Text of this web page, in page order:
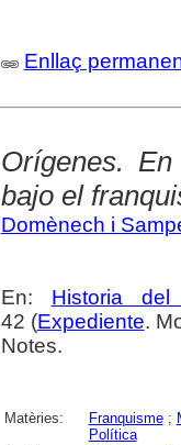
Enllaç
Orígenes.
bajo el
Domènech i
En: Historia del
42 (Expediente.
Notes.
Matèries: Franquisme;
Política